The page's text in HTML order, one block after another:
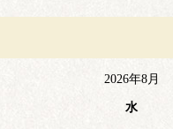
2026年8月
水